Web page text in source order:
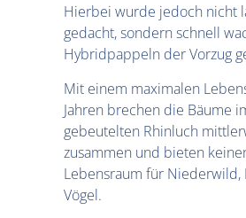
Hierbei wurde jedoch nicht
gedacht, sondern schnell
Hybridpappeln der Vorzug
Mit einem maximalen
Jahren brechen die Bäume
gebeutelten Rhinluch
zusammen und bieten
Lebensraum für Niederwild,
Vögel.